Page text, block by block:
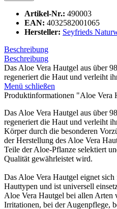
Artikel-Nr.: 490003
EAN: 4032582001065
Hersteller: Seyfrieds
Beschreibung
Beschreibung
Das Aloe Vera Hautgel aus über
regeneriert die Haut und verleiht
Menü schließen
Produktinformationen "Aloe Vera
Das Aloe Vera Hautgel aus über
regeneriert die Haut und verleiht
Körper durch die besonderen
der Herstellung des Aloe Vera
Teile der Aloe-Pflanze selektiert
Qualität gewährleistet wird.
Das Aloe Vera Hautgel eignet
Hauttypen und ist universell
Aloe Vera Hautgel bei allen Arten
Irritationen, bei der Augenpflege,